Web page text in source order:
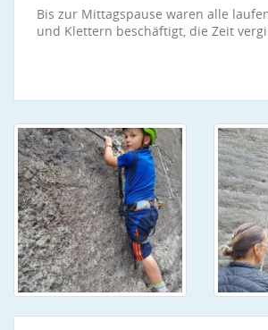
Bis zur Mittagspause waren alle
und Klettern beschäftigt, die Zeit